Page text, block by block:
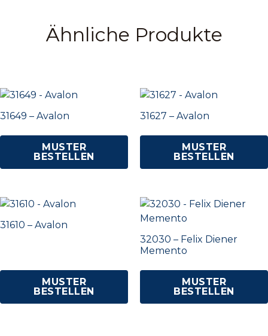
Ähnliche Produkte
31649 – Avalon
MUSTER
BESTELLEN
31627 – Avalon
MUSTER
BESTELLEN
31610 – Avalon
MUSTER
BESTELLEN
32030 – Felix Diener
Memento
MUSTER
BESTELLEN